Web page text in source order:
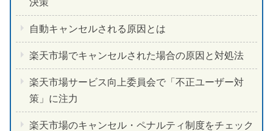
自動キャンセルされる原因とは
楽天市場でキャンセルされた場合の原因と対処法
楽天市場サービス向上委員会で「不正ユーザー対
策」に注力
楽天市場のキャンセル・ペナルティ制度をチェック